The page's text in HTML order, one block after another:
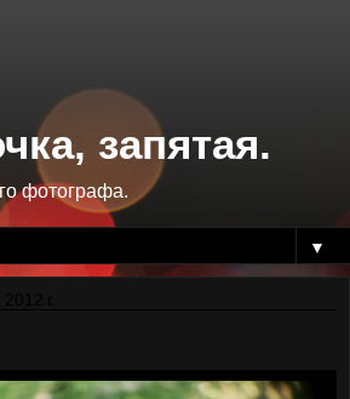
запятая.
фотографа.
▼